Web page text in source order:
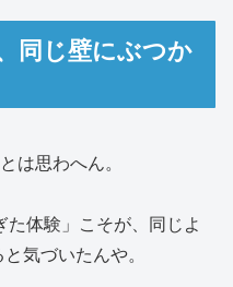
同じ壁にぶつか
は思わへん。
体験」こそが、同じよ
気づいたんや。